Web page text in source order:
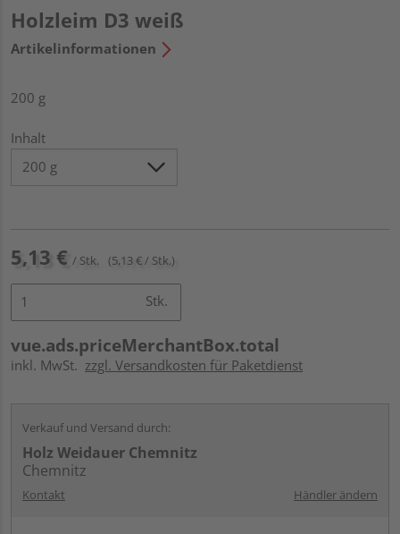
Holzleim D3 weiß
Artikelinformationen
200 g
Inhalt
5,13 € / Stk. (5,13 € / Stk.)
Stk.
vue.ads.priceMerchantBox.total
inkl. MwSt. zzgl. Versandkosten für Paketdienst
Verkauf und Versand durch:
Holz Weidauer Chemnitz
Chemnitz
Kontakt Händler ändern